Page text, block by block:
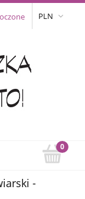
PLN
-